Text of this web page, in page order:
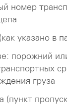
номер
указано в
порожний
груза
(пункт